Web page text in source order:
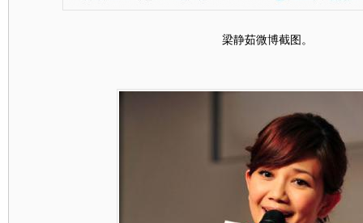
梁静茹微博截图。